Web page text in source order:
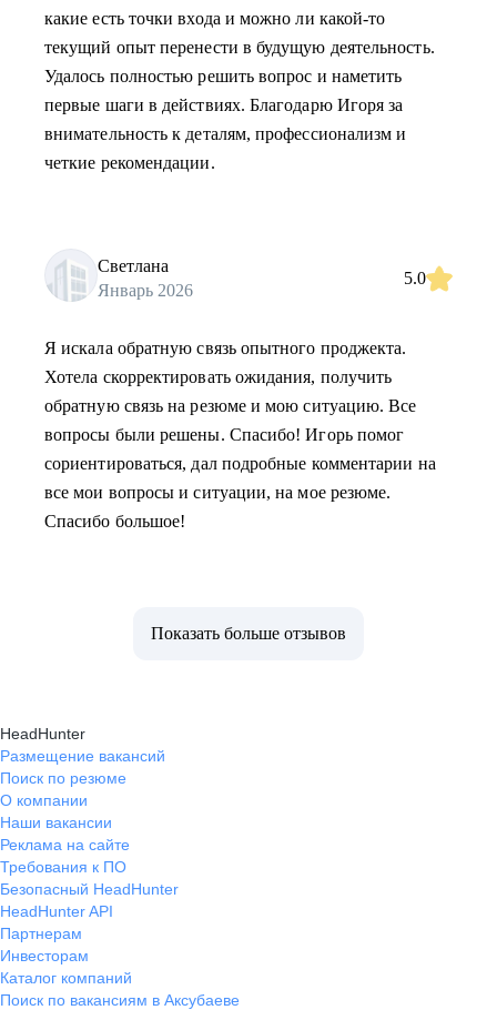
какие есть точки входа и можно ли какой-то
текущий опыт перенести в будущую деятельность.
Удалось полностью решить вопрос и наметить
первые шаги в действиях. Благодарю Игоря за
внимательность к деталям, профессионализм и
четкие рекомендации.
Светлана
Январь 2026
5.0
Я искала обратную связь опытного проджекта.
Хотела скорректировать ожидания, получить
обратную связь на резюме и мою ситуацию. Все
вопросы были решены. Спасибо! Игорь помог
сориентироваться, дал подробные комментарии на
все мои вопросы и ситуации, на мое резюме.
Спасибо большое!
Показать больше отзывов
HeadHunter
Размещение вакансий
Поиск по резюме
О компании
Наши вакансии
Реклама на сайте
Требования к ПО
Безопасный HeadHunter
HeadHunter API
Партнерам
Инвесторам
Каталог компаний
Поиск по вакансиям в Аксубаеве